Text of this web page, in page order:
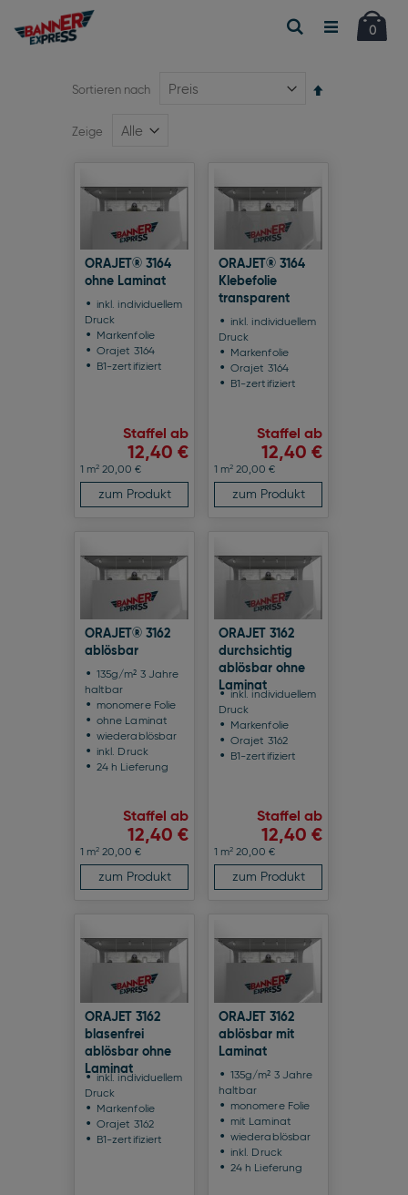
0Artikel
Suche
Sortieren nach
Absteigend
Zeige
ORAJET® 3164
ohne Laminat
inkl. individuellem
Druck
Markenfolie
Orajet 3164
B1-zertifiziert
Staffel ab
12,40 €
1 m2 20,00 €
zum Produkt
ORAJET® 3164
Klebefolie
transparent
inkl. individuellem
Druck
Markenfolie
Orajet 3164
B1-zertifiziert
Staffel ab
12,40 €
1 m2 20,00 €
zum Produkt
ORAJET® 3162
ablösbar
135g/m² 3 Jahre
haltbar
monomere Folie
ohne Laminat
wiederablösbar
inkl. Druck
24 h Lieferung
Staffel ab
12,40 €
1 m2 20,00 €
zum Produkt
ORAJET 3162
durchsichtig
ablösbar ohne
Laminat
inkl. individuellem
Druck
Markenfolie
Orajet 3162
B1-zertifiziert
Staffel ab
12,40 €
1 m2 20,00 €
zum Produkt
ORAJET 3162
blasenfrei
ablösbar ohne
Laminat
inkl. individuellem
Druck
Markenfolie
Orajet 3162
B1-zertifiziert
ORAJET 3162
ablösbar mit
Laminat
135g/m² 3 Jahre
haltbar
monomere Folie
mit Laminat
wiederablösbar
inkl. Druck
24 h Lieferung